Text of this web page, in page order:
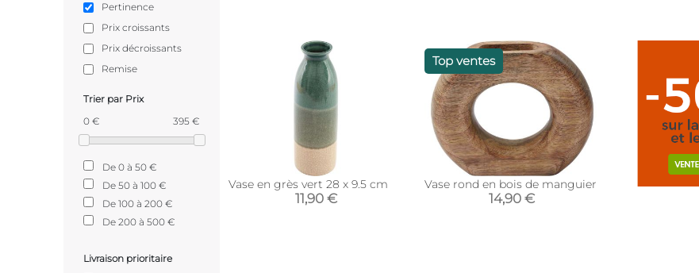
Pertinence
Prix croissants
Prix décroissants
Remise
Trier par Prix
0 €
395 €
De 0 à 50 €
De 50 à 100 €
De 100 à 200 €
De 200 à 500 €
Livraison prioritaire
Vase en grès vert 28 x 9.5 cm
11,90 €
Top ventes
Vase rond en bois de manguier
14,90 €